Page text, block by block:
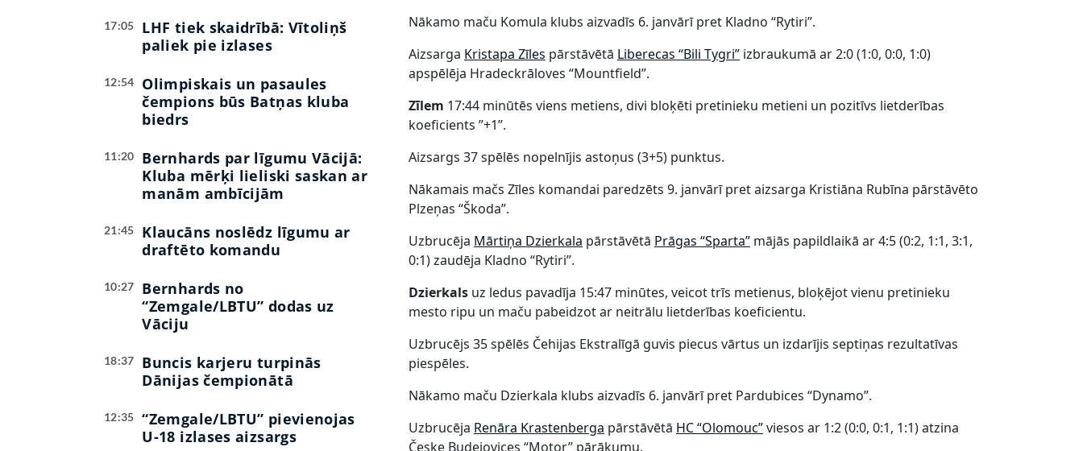
17:05
LHF tiek skaidrībā: Vītoliņš
paliek pie izlases
12:54
Olimpiskais un pasaules
čempions būs Batņas kluba
biedrs
11:20
Bernhards par līgumu Vācijā:
Kluba mērķi lieliski saskan ar
manām ambīcijām
21:45
Klaucāns noslēdz līgumu ar
draftēto komandu
10:27
Bernhards no
“Zemgale/LBTU” dodas uz
Vāciju
18:37
Buncis karjeru turpinās
Dānijas čempionātā
12:35
“Zemgale/LBTU” pievienojas
U-18 izlases aizsargs
Nākamo maču Komula klubs aizvadīs 6. janvārī pret Kladno “Rytiri”.
Aizsarga Kristapa Zīles pārstāvētā Liberecas “Bili Tygri” izbraukumā ar 2:0 (1:0, 0:0, 1:0)
apspēlēja Hradeckrāloves “Mountfield”.
Zīlem 17:44 minūtēs viens metiens, divi bloķēti pretinieku metieni un pozitīvs lietderības
koeficients ”+1”.
Aizsargs 37 spēlēs nopelnījis astoņus (3+5) punktus.
Nākamais mačs Zīles komandai paredzēts 9. janvārī pret aizsarga Kristiāna Rubīna pārstāvēto
Plzeņas “Škoda”.
Uzbrucēja Mārtiņa Dzierkala pārstāvētā Prāgas “Sparta” mājās papildlaikā ar 4:5 (0:2, 1:1, 3:1,
0:1) zaudēja Kladno “Rytiri”.
Dzierkals uz ledus pavadīja 15:47 minūtes, veicot trīs metienus, bloķējot vienu pretinieku
mesto ripu un maču pabeidzot ar neitrālu lietderības koeficientu.
Uzbrucējs 35 spēlēs Čehijas Ekstralīgā guvis piecus vārtus un izdarījis septiņas rezultatīvas
piespēles.
Nākamo maču Dzierkala klubs aizvadīs 6. janvārī pret Pardubices “Dynamo”.
Uzbrucēja Renāra Krastenberga pārstāvētā HC “Olomouc”viesos ar 1:2 (0:0, 0:1, 1:1) atzina
Česke Budejovices “Motor” pārākumu.